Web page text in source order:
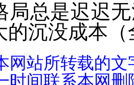
局总是迟迟
的沉没成本
网站所转载的
时间联系本网删